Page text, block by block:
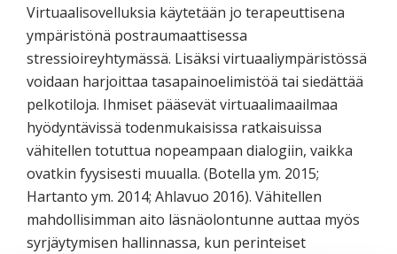
Virtuaalisovelluksia käytetään jo terapeuttisena
ympäristönä postraumaattisessa
stressioireyhtymässä. Lisäksi virtuaaliympäristössä
voidaan harjoittaa tasapainoelimistöä tai siedättää
pelkotiloja. Ihmiset pääsevät virtuaalimaailmaa
hyödyntävissä todenmukaisissa ratkaisuissa
vähitellen totuttua nopeampaan dialogiin, vaikka
ovatkin fyysisesti muualla. (Botella ym. 2015;
Hartanto ym. 2014; Ahlavuo 2016). Vähitellen
mahdollisimman aito läsnäolontunne auttaa myös
syrjäytymisen hallinnassa, kun perinteiset